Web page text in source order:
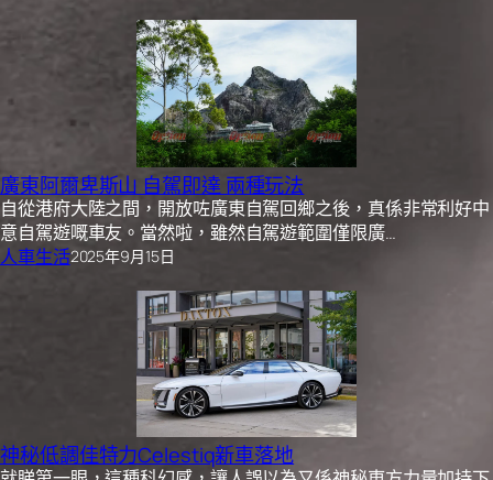
廣東阿爾卑斯山 自駕即達 兩種玩法
自從港府大陸之間，開放咗廣東自駕回鄉之後，真係非常利好中
意自駕遊嘅車友。當然啦，雖然自駕遊範圍僅限廣…
人車生活2025年9月15日
神秘低調佳特力Celestiq新車落地